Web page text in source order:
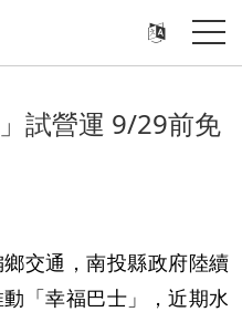
試營運 9/29前免
交通，南投縣政府陸續
「幸福巴士」，近期水